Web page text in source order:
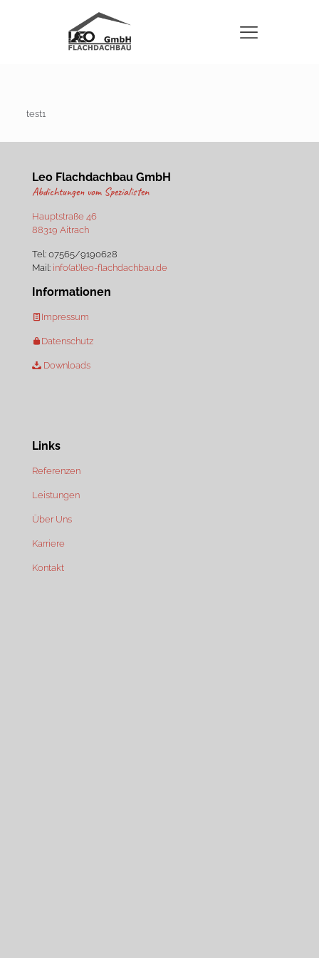
test1
Leo Flachdachbau GmbH
Abdichtungen vom Spezialisten
Hauptstraße 46
88319 Aitrach
Tel: 07565/9190628
Mail: info(at)leo-flachdachbau.de
Informationen
Impressum
Datenschutz
Downloads
Links
Referenzen
Leistungen
Über Uns
Karriere
Kontakt